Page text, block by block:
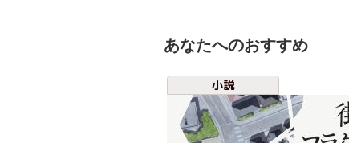
あなたへのおすすめ
小説